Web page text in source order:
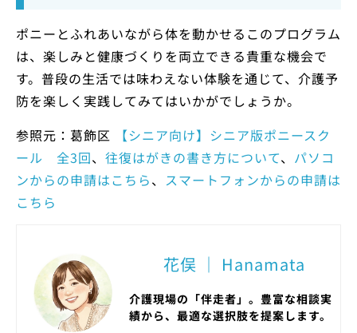
ポニーとふれあいながら体を動かせるこのプログラム
は、楽しみと健康づくりを両立できる貴重な機会で
す。普段の生活では味わえない体験を通じて、介護予
防を楽しく実践してみてはいかがでしょうか。
参照元：葛飾区
【シニア向け】シニア版ポニースク
ール 全3回、 往復はがきの書き方について、 パソコ
ンからの申請はこちら、 スマートフォンからの申請は
こちら
花俣 ｜ Hanamata
介護現場の「伴走者」。豊富な相談実
績から、最適な選択肢を提案します。